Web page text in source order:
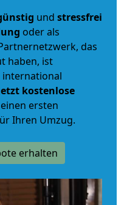
und stressfrei
oder als
das
haben, ist
international
kostenlose
ersten
Ihren Umzug.
erhalten